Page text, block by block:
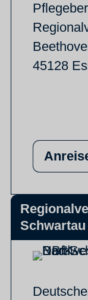
45128
Schwartau